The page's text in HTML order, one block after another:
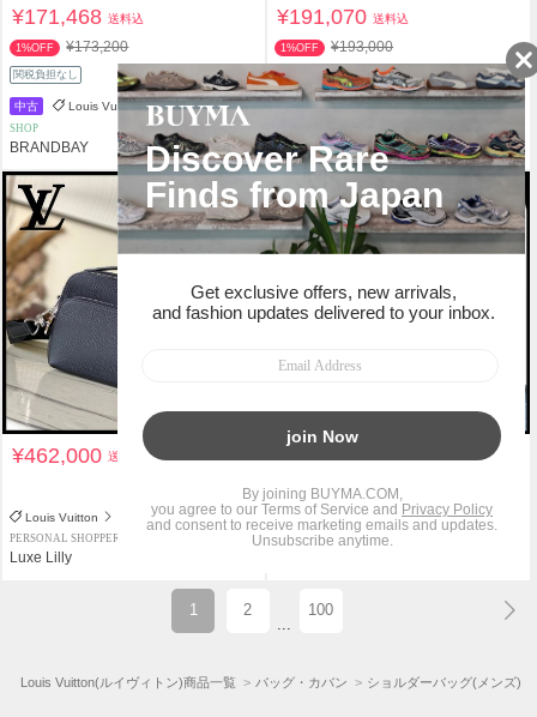
¥171,468送料込
1%OFF ¥173,200
関税負担なし
中古 Louis Vuitton
SHOP
BRANDBAY
¥191,070送料込
1%OFF ¥193,000
関税負担なし
中古 Louis Vuitton
OKURA(おお蔵)BUYMA店
¥462,000送料込
Louis Vuitton
PERSONAL SHOPPER
Luxe Lilly
¥196,000
関税負担なし
Louis Vuitton
PERSONAL SHOPPER
1 2 100
Louis Vuitton(ルイヴィトン)商品一覧 バッグ・カバン ショルダーバッグ(メンズ)